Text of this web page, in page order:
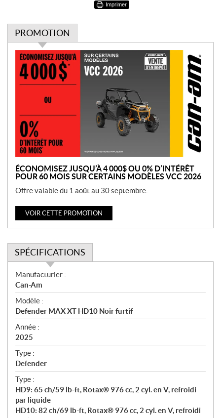
Imprimer
PROMOTION
P
o
m
o
n
ÉCONOMISEZ JUSQU’À 4 000$ OU 0% D’INTÉRÊT
POUR 60 MOIS SUR CERTAINS MODÈLES VCC 2026
Offre valable du 1 août au 30 septembre.
VOIR CETTE PROMOTION
SPÉCIFICATIONS
S
p
é
c
i
f
i
c
a
t
i
o
n
s
Manufacturier :
Can-Am
Modèle :
Defender MAX XT HD10 Noir furtif
Année :
2025
Type :
Defender
Type :
HD9: 65 ch/59 lb-ft, Rotax® 976 cc, 2 cyl. en V, refroidi
par liquide
HD10: 82 ch/69 lb-ft, Rotax® 976 cc, 2 cyl. en V, refroidi